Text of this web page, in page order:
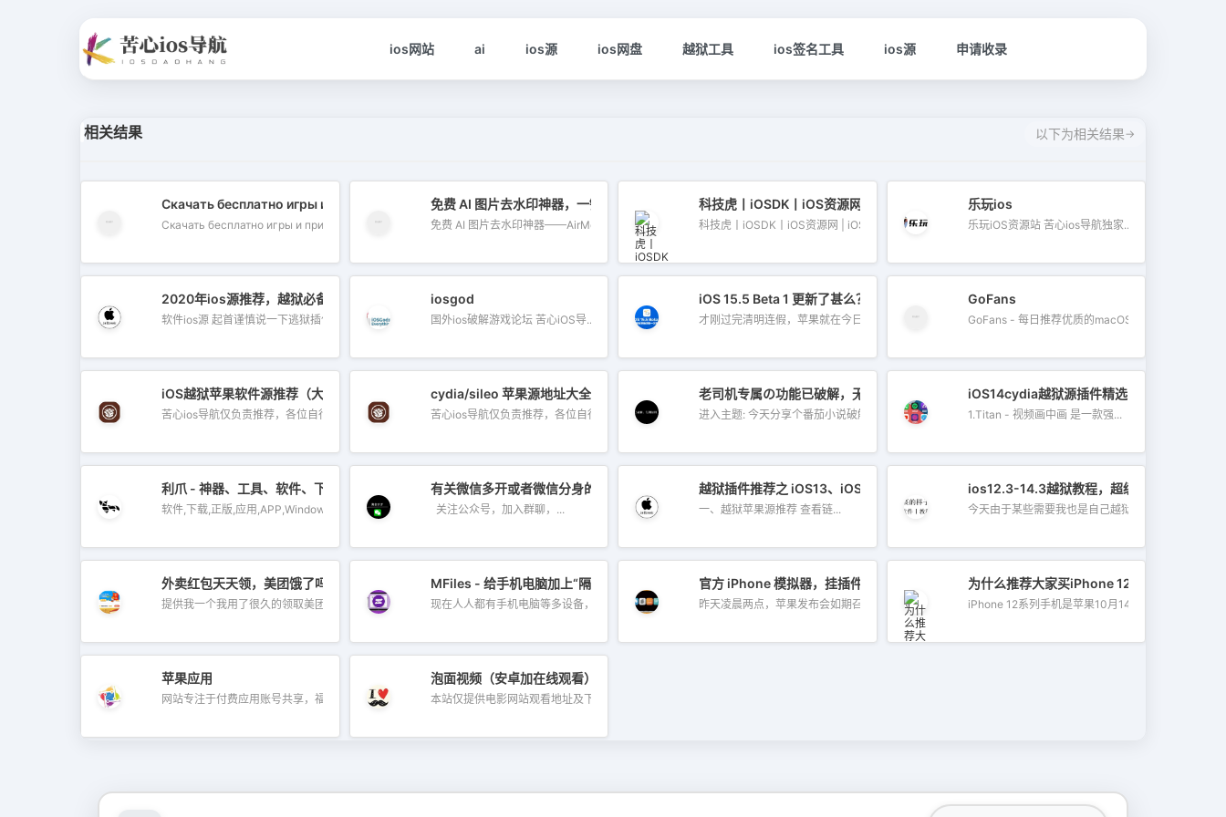
ios网站 ai ios源 ios网盘 越狱工具 ios签名工具 ios源 申请收录
相关结果 以下为相关结果
Скачать бесплатно игры и приложения для iOS
Скачать бесплатно игры и приложения для iOS – 轻松获取海量精品 在 iklassika.ru，您可以 Скачать 各类 бесплатно 的 игры 与 приложения，专为 iOS 设备打造。平台汇聚最新、最热的移动资源，让用户无需
免费 AI 图片去水印神器，一键轻松去除水印
免费 AI 图片去水印神器——AirMore AI 想要快速、免费地删除图片中的文字、logo或水印？AirMore AI 提供的免费在线图片去水印工具，无需登录注册，只需一
科技虎丨iOSDK丨iOS资源网 | iOS多开下载丨KJHDK丨哦游MAX丨iPA商店丨凸游 | iPA软
科技虎丨iOSDK丨iOS资源网 | iOS多...
乐玩ios
乐玩iOS资源站 苦心ios导航独家...
2020年ios源推荐，越狱必备
软件ios源 起首谨慎说一下逃狱插件的软...
iosgod
国外ios破解游戏论坛 苦心iOS导...
iOS 15.5 Beta 1 更新了甚么？7个值得注重重点改良
才刚过完清明连假，苹果就在今日（6）凌...
GoFans
GoFans - 每日推荐优质的macOS,iOS限免...
iOS越狱苹果软件源推荐（大合集）
苦心ios导航仅负责推荐，各位自行判...
cydia/sileo 苹果源地址大全
苦心ios导航仅负责推荐，各位自行判断...
老司机专属の功能已破解，无广告~
进入主题: 今天分享个番茄小说破解...
iOS14cydia越狱源插件精选
1.Titan - 视频画中画 是一款强...
利爪 - 神器、工具、软件、下载
软件,下载,正版,应用,APP,Windows,Mac...
有关微信多开或者微信分身的问题
关注公众号，加入群聊，...
越狱插件推荐之 iOS13、iOS14 苹果源整合版
一、越狱苹果源推荐 查看链...
ios12.3-14.3越狱教程，超级简单一学就会
今天由于某些需要我也是自己越狱...
外卖红包天天领，美团饿了吗外卖这样点更省
提供我一个我用了很久的领取美团饿了吗...
MFiles - 给手机电脑加上“隔空投送”和剪贴板同步功能！安卓苹果 Win 通杀
现在人人都有手机电脑等多设备，除...
官方 iPhone 模拟器，挂插件甚至比手机越狱还要方便
昨天凌晨两点，苹果发布会如期召开，...
为什么推荐大家买iPhone 12？
iPhone 12系列手机是苹果10月14日发布的...
苹果应用
网站专注于付费应用账号共享，福利软...
泡面视频（安卓加在线观看）
本站仅提供电影网站观看地址及下载地址...